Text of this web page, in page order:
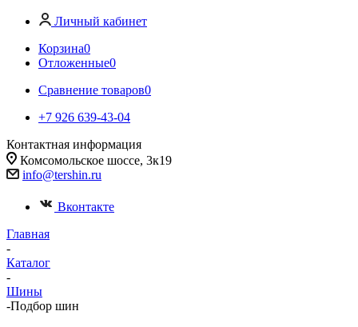
Личный кабинет
Корзина0
Отложенные0
Сравнение товаров0
+7 926 639-43-04
Контактная информация
Комсомольское шоссе, 3к19
info@tershin.ru
Вконтакте
Главная
-
Каталог
-
Шины
-Подбор шин